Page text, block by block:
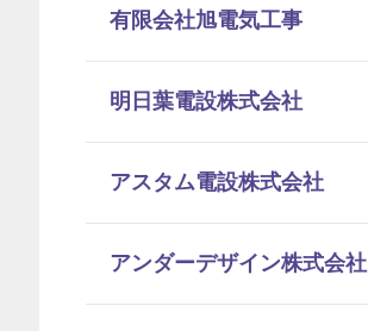
有限会社旭電気工事
明日葉電設株式会社
アスタム電設株式会社
アンダーデザイン株式会社